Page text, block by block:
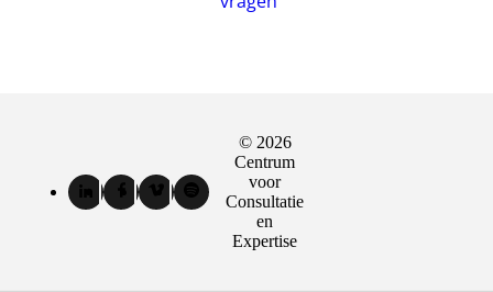
media
kanalen
LinkedInFacebook
VimeoSpotify
Centrum
© 2026
Centrum
voor
Consultatie
en
Expertise